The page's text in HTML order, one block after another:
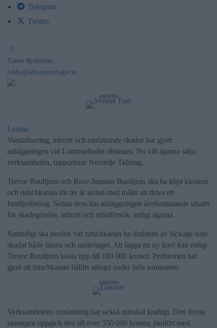
Telegram
Twitter
Tobbe Rydsheim
tobbe@alltomnorrtalje.se
ANNONS
Lyssna
Vandalisering, inbrott och omfattande skador har gjort
anläggningen vid Lommarbadet olönsam. Nu vill ägarna sälja
verksamheten, rapporterar Norrtelje Tidning.
Trevor Buultjens och Rose Jansson Buultjens ska ha köpt kiosken
och rutschkanan för tre år sedan med målet att driva ett
familjeföretag. Sedan dess har anläggningen återkommande utsatts
för skadegörelse, inbrott och stöldförsök, enligt ägarna.
Samtidigt ska poolen vid rutschkanan ha drabbats av läckage som
skadat både linern och underlaget. Att lägga en ny liner kan enligt
Trevor Buultjens kosta upp till 100 000 kronor. Problemen har
gjort att rutschkanan hållits stängd under hela sommaren.
ANNONS
Verksamhetens omsättning har också minskat kraftigt. Den första
säsongen uppgick den till över 550 000 kronor, jämfört med